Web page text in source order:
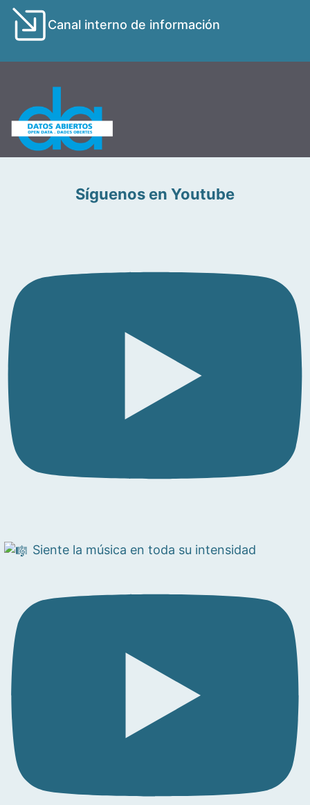
Canal interno de información
Síguenos en Youtube
Siente la música en toda su intensidad